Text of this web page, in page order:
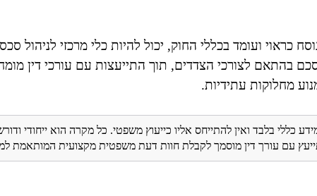
כראוי ועומד בכללי החוק, יכול להיות כלי מרכזי לניהול
בהתאם לצורכי הצדדים, תוך התייעצות עם עורכי דין
מחלוקות עתידיות.
כללי בלבד ואין להתייחס אליו כייעוץ משפטי. כל מקרה הוא ייחודי
עם עורך דין מוסמך לקבלת חוות דעת משפטית מקצועית המותאמת